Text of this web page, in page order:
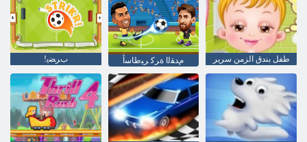
!ﺏﺮﻀﻳ ﻡﺪﻘﻟﺍ ﺓﺮﻛ ﺮﻴﻃﺎﺳﺃ طفل بندق الزمن سرير